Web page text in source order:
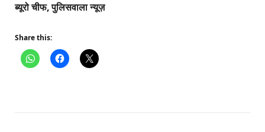
ब्यूरो चीफ, पुलिसवाला न्यूज़
Share this: